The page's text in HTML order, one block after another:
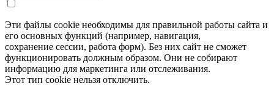
Эти файлы cookie необходимы для правильной работы сайта и
его основных функций (например, навигация,
сохранение сессии, работа форм). Без них сайт не сможет
функционировать должным образом. Они не собирают
информацию для маркетинга или отслеживания.
Этот тип cookie нельзя отключить.